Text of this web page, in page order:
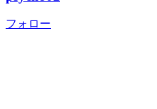
フォロー